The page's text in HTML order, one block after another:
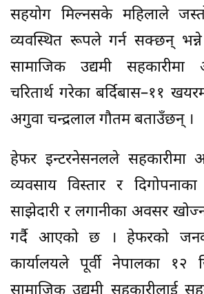
सहयोग मिल्नसके महिलाले
व्यवस्थित रूपले गर्न सक्छन्
सामाजिक उद्यमी
चरितार्थ गरेका बर्दिबास–११
अगुवा चन्द्रलाल गौतम बताउँछन् ।
हेफर इन्टरनेसनलले सहकारीमा
व्यवसाय विस्तार र
साझेदारी र लगानीका अवसर
गर्दै आएको छ । हेफरको
कार्यालयले पूर्वी नेपालका १२